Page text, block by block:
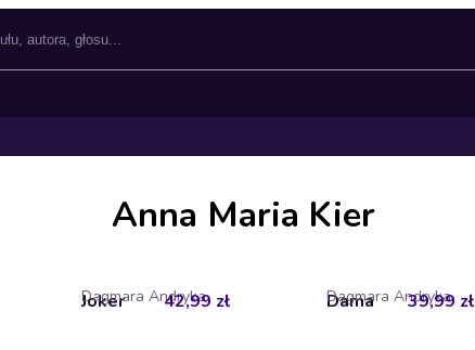
Anna Maria Kier
Joker
Dagmara Andryka
42,99 zł Dama
Dagmara Andryka
39,99 zł